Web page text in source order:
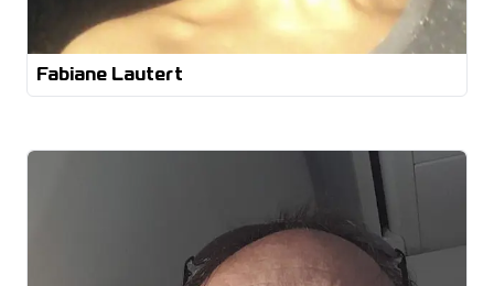
Fabiane Lautert